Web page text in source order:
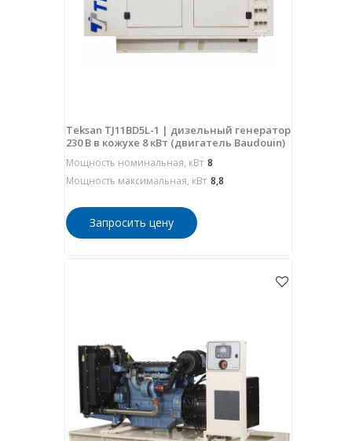
Teksan TJ11BD5L-1 | дизельный генератор
230 В в кожухе 8 кВт (двигатель Baudouin)
Мощность номинальная, кВт 8
Мощность максимальная, кВт 8,8
Запросить цену